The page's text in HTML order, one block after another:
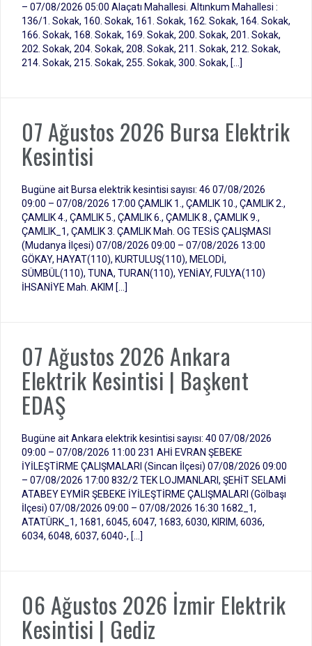
– 07/08/2026 05:00 Alaçatı Mahallesi. Altınkum Mahallesi :
136/1. Sokak, 160. Sokak, 161. Sokak, 162. Sokak, 164. Sokak,
166. Sokak, 168. Sokak, 169. Sokak, 200. Sokak, 201. Sokak,
202. Sokak, 204. Sokak, 208. Sokak, 211. Sokak, 212. Sokak,
214. Sokak, 215. Sokak, 255. Sokak, 300. Sokak, […]
07 Ağustos 2026 Bursa Elektrik
Kesintisi
Bugüne ait Bursa elektrik kesintisi sayısı: 46 07/08/2026
09:00 – 07/08/2026 17:00 ÇAMLIK 1., ÇAMLIK 10., ÇAMLIK 2.,
ÇAMLIK 4., ÇAMLIK 5., ÇAMLIK 6., ÇAMLIK 8., ÇAMLIK 9.,
ÇAMLIK_1, ÇAMLIK 3. ÇAMLIK Mah. OG TESİS ÇALIŞMASI
(Mudanya İlçesi) 07/08/2026 09:00 – 07/08/2026 13:00
GÖKAY, HAYAT(110), KURTULUŞ(110), MELODİ,
SÜMBÜL(110), TUNA, TURAN(110), YENİAY, FULYA(110)
İHSANİYE Mah. AKIM […]
07 Ağustos 2026 Ankara
Elektrik Kesintisi | Başkent
EDAŞ
Bugüne ait Ankara elektrik kesintisi sayısı: 40 07/08/2026
09:00 – 07/08/2026 11:00 231 AHİ EVRAN ŞEBEKE
İYİLEŞTİRME ÇALIŞMALARI (Sincan İlçesi) 07/08/2026 09:00
– 07/08/2026 17:00 832/2 TEK LOJMANLARI, ŞEHİT SELAMİ
ATABEY EYMİR ŞEBEKE İYİLEŞTİRME ÇALIŞMALARI (Gölbaşı
İlçesi) 07/08/2026 09:00 – 07/08/2026 16:30 1682_1,
ATATÜRK_1, 1681, 6045, 6047, 1683, 6030, KIRIM, 6036,
6034, 6048, 6037, 6040-, […]
06 Ağustos 2026 İzmir Elektrik
Kesintisi | Gediz